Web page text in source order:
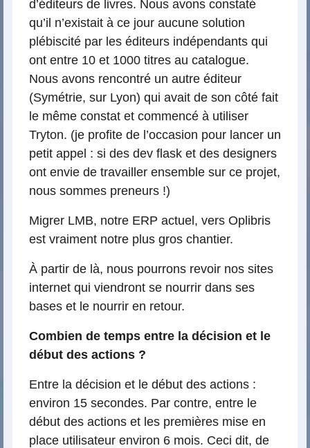
d’éditeurs de livres. Nous avons constaté
qu’il n’existait à ce jour aucune solution
plébiscité par les éditeurs indépendants qui
ont entre 10 et 1000 titres au catalogue.
Nous avons rencontré un autre éditeur
(Symétrie, sur Lyon) qui avait de son côté fait
le même constat et commencé à utiliser
Tryton. (je profite de l’occasion pour lancer un
petit appel : si des dev flask et des designers
ont envie de travailler ensemble sur ce projet,
nous sommes preneurs !)
Migrer LMB, notre ERP actuel, vers Oplibris
est vraiment notre plus gros chantier.
À partir de là, nous pourrons revoir nos sites
internet qui viendront se nourrir dans ses
bases et le nourrir en retour.
Combien de temps entre la décision et le
début des actions ?
Entre la décision et le début des actions :
environ 15 secondes. Par contre, entre le
début des actions et les premières mise en
place utilisateur environ 6 mois. Ceci dit, de